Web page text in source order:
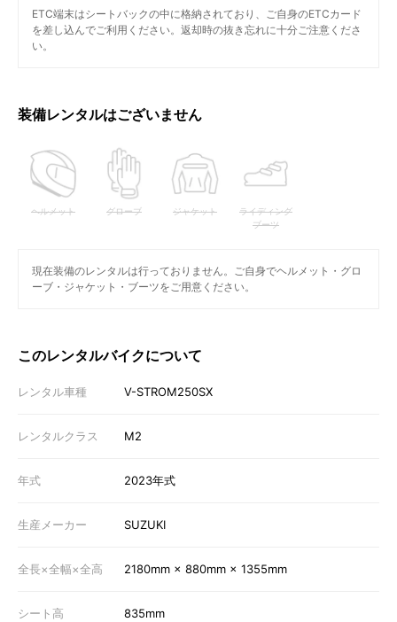
ETC端末はシートバックの中に格納されており、ご自身のETCカード
を差し込んでご利用ください。返却時の抜き忘れに十分ご注意くださ
い。
装備レンタルはございません
ヘルメット グローブ ジャケット
ライディング
ブーツ
現在装備のレンタルは行っておりません。ご自身でヘルメット・グロ
ーブ・ジャケット・ブーツをご用意ください。
このレンタルバイクについて
レンタル車種 V-STROM250SX
レンタルクラス M2
年式 2023年式
生産メーカー SUZUKI
全長×全幅×全高 2180mm × 880mm × 1355mm
シート高 835mm